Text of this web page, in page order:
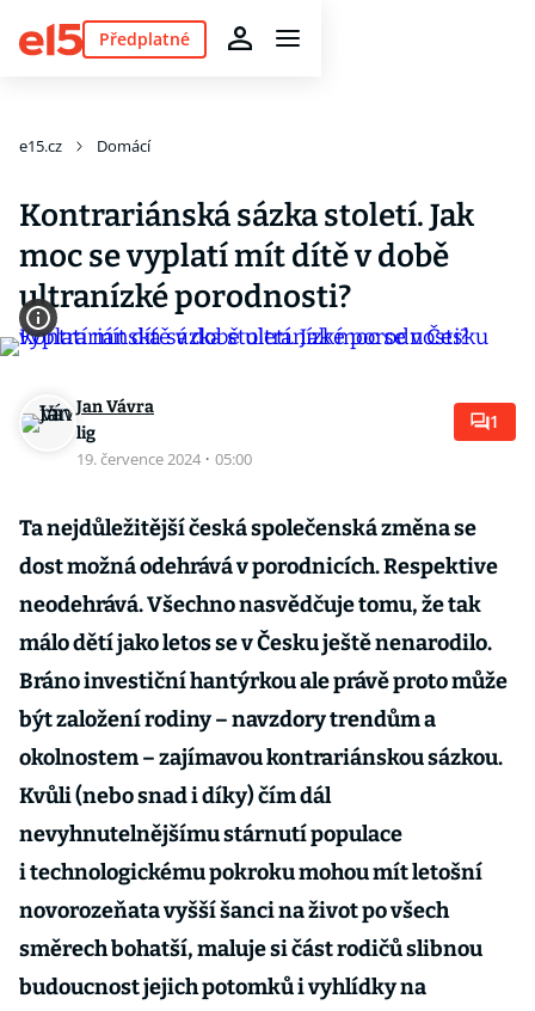
Předplatné
e15.cz Domácí
Kontrariánská sázka století. Jak
moc se vyplatí mít dítě v době
ultranízké porodnosti?
Jan Vávra
lig
19. července 2024 · 05:00
1
Ta nejdůležitější česká společenská změna se
dost možná odehrává v porodnicích. Respektive
neodehrává. Všechno nasvědčuje tomu, že tak
málo dětí jako letos se v Česku ještě nenarodilo.
Bráno investiční hantýrkou ale právě proto může
být založení rodiny – navzdory trendům a
okolnostem – zajímavou kontrariánskou sázkou.
Kvůli (nebo snad i díky) čím dál
nevyhnutelnějšímu stárnutí populace
i technologickému pokroku mohou mít letošní
novorozeňata vyšší šanci na život po všech
směrech bohatší, maluje si část rodičů slibnou
budoucnost jejich potomků i vyhlídky na